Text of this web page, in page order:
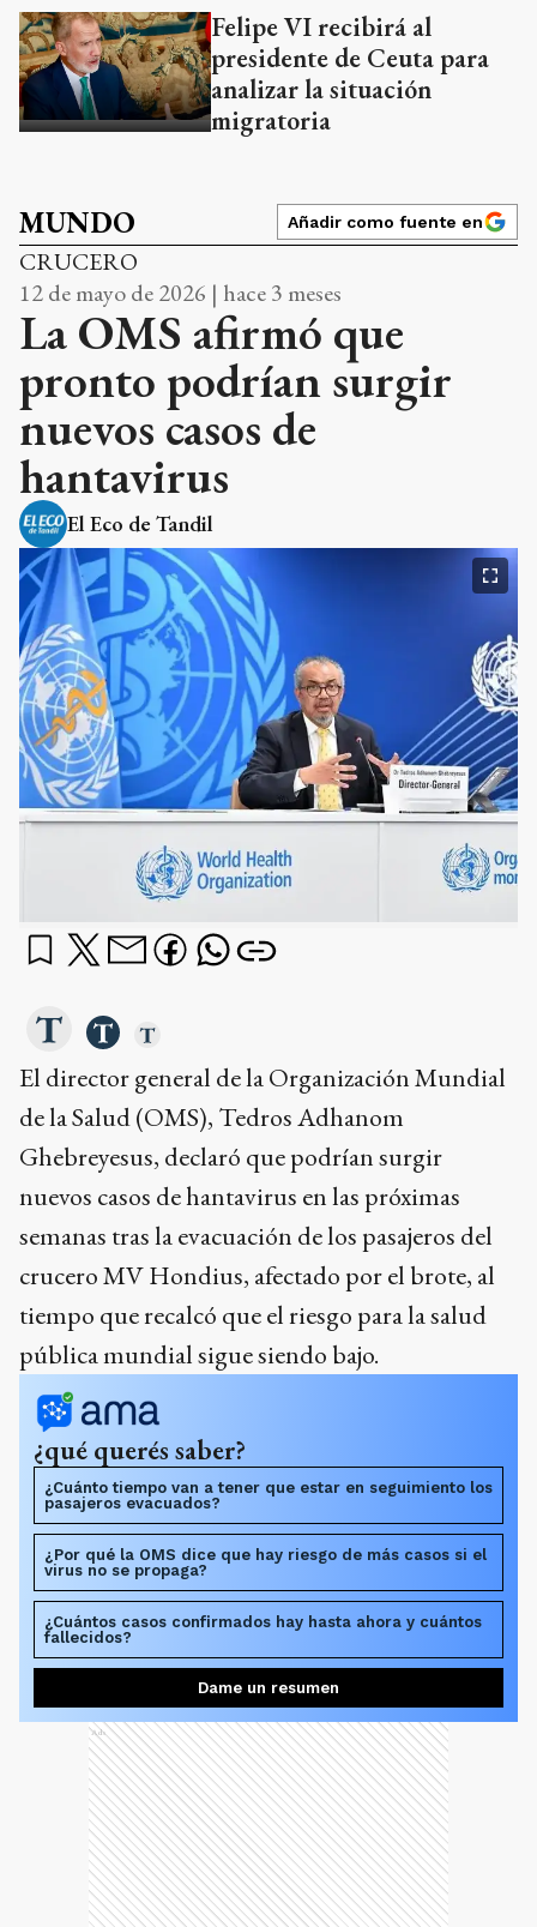
Felipe VI recibirá al
presidente de Ceuta para
analizar la situación
migratoria
MUNDO Añadir como fuente en
CRUCERO
12 de mayo de 2026 | hace 3 meses
La OMS afirmó que
pronto podrían surgir
nuevos casos de
hantavirus
El Eco de Tandil
El director general de la Organización Mundial
de la Salud (OMS), Tedros Adhanom
Ghebreyesus, declaró que podrían surgir
nuevos casos de hantavirus en las próximas
semanas tras la evacuación de los pasajeros del
crucero MV Hondius, afectado por el brote, al
tiempo que recalcó que el riesgo para la salud
pública mundial sigue siendo bajo.
¿qué querés saber?
¿Cuánto tiempo van a tener que estar en seguimiento los
pasajeros evacuados?
¿Por qué la OMS dice que hay riesgo de más casos si el
virus no se propaga?
¿Cuántos casos confirmados hay hasta ahora y cuántos
fallecidos?
Dame un resumen
Ads